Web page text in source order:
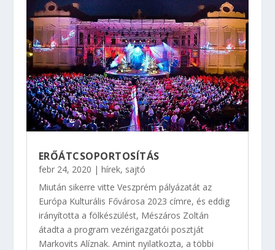
ERŐÁTCSOPORTOSÍTÁS
febr 24, 2020 | hírek, sajtó
Miután sikerre vitte Veszprém pályázatát az
Európa Kulturális Fővárosa 2023 címre, és eddig
irányította a fölkészülést, Mészáros Zoltán
átadta a program vezérigazgatói posztját
Markovits Alíznak. Amint nyilatkozta, a többi